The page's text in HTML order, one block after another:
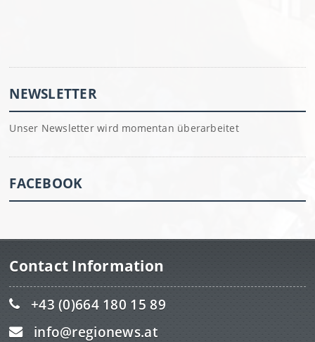
NEWSLETTER
Unser Newsletter wird momentan überarbeitet
FACEBOOK
Contact Information
+43 (0)664 180 15 89
info@regionews.at